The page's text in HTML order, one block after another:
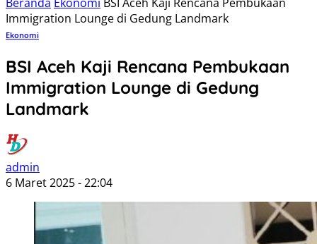
Immigration Lounge di Gedung Landmark
Ekonomi
BSI Aceh Kaji Rencana Pembukaan
Immigration Lounge di Gedung
Landmark
admin
6 Maret 2025 - 22:04